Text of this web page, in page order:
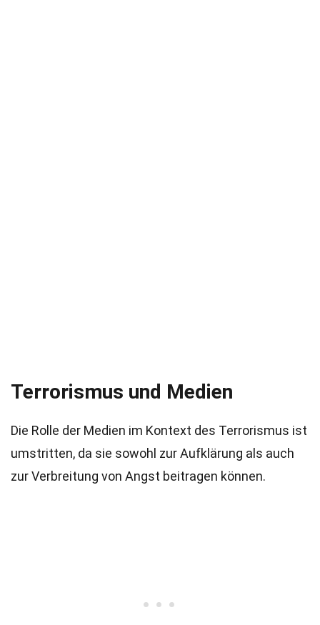
Terrorismus und Medien
Die Rolle der Medien im Kontext des Terrorismus ist
umstritten, da sie sowohl zur Aufklärung als auch
zur Verbreitung von Angst beitragen können.